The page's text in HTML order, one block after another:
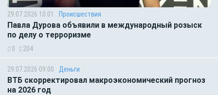
29.07.2026 10:01 Происшествия
Павла Дурова объявили в международный розыск
по делу о терроризме
0 204
29.07.2026 09:00 Деньги
ВТБ скорректировал макроэкономический прогноз
на 2026 год